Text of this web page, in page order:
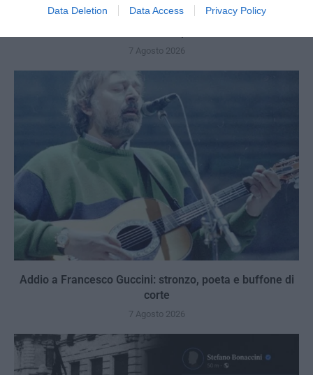
Data Deletion Data Access Privacy Policy
Tekne agli americani: il Golden Power è l’ultima trincea
7 Agosto 2026
Addio a Francesco Guccini: stronzo, poeta e buffone di
corte
7 Agosto 2026